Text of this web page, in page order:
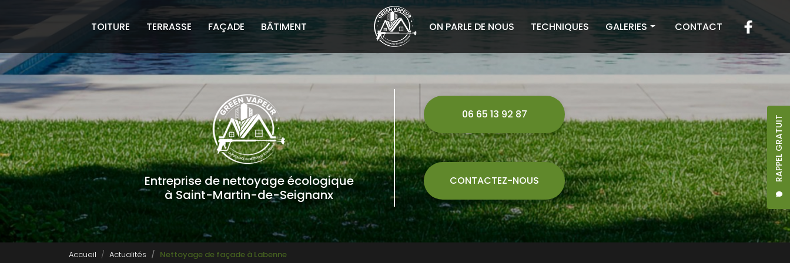
contenu
RAPPEL GRATUIT
TOITURE
TERRASSE FAÇADE BÂTIMENT ON PARLE DE NOUS TECHNIQUES GALERIES
Toiture
CONTACT
Entreprise de nettoyage écologique
à Saint-Martin-de-Seignanx
06 65 13 92 87
CONTACTEZ-NOUS
Accueil Actualités Nettoyage de façade à Labenne